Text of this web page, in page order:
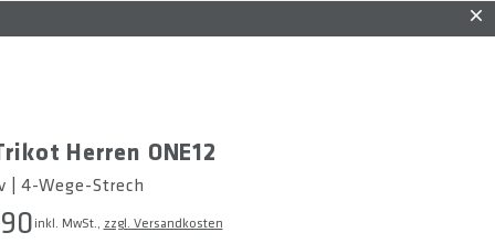
Herren ONE12
| 4-Wege-Strech
inkl. MwSt., zzgl. Versandkosten